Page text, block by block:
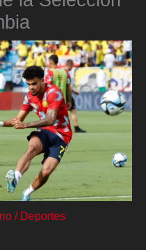
/ Deportes